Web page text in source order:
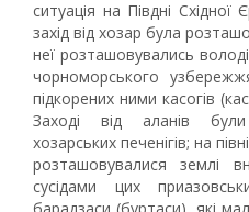
ситуація на Півдні
захід від хозар була
неї розташовувались
чорноморського
підкорених ними касогів
Заході від аланів
хозарських печенігів; на
розташовувалися землі
сусідами цих